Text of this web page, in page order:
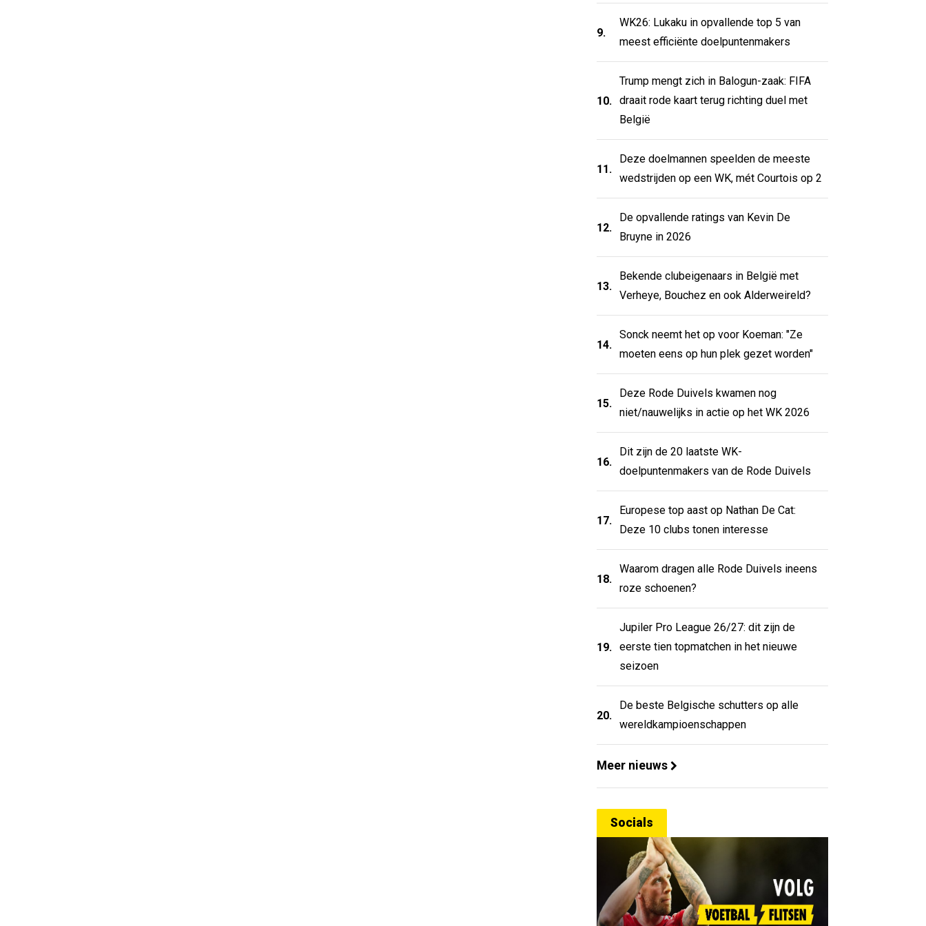
9.
WK26: Lukaku in opvallende top 5 van
meest efficiënte doelpuntenmakers
10.
Trump mengt zich in Balogun-zaak: FIFA
draait rode kaart terug richting duel met
België
11.
Deze doelmannen speelden de meeste
wedstrijden op een WK, mét Courtois op 2
12.
De opvallende ratings van Kevin De
Bruyne in 2026
13.
Bekende clubeigenaars in België met
Verheye, Bouchez en ook Alderweireld?
14.
Sonck neemt het op voor Koeman: "Ze
moeten eens op hun plek gezet worden"
15.
Deze Rode Duivels kwamen nog
niet/nauwelijks in actie op het WK 2026
16.
Dit zijn de 20 laatste WK-
doelpuntenmakers van de Rode Duivels
17.
Europese top aast op Nathan De Cat:
Deze 10 clubs tonen interesse
18.
Waarom dragen alle Rode Duivels ineens
roze schoenen?
19.
Jupiler Pro League 26/27: dit zijn de
eerste tien topmatchen in het nieuwe
seizoen
20.
De beste Belgische schutters op alle
wereldkampioenschappen
Meer nieuws
Socials